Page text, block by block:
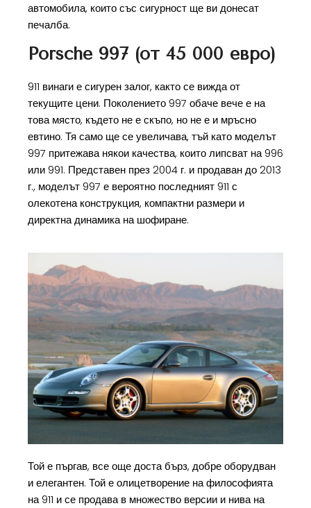
автомобила, които със сигурност ще ви донесат
печалба.
Porsche 997 (от 45 000 евро)
911 винаги е сигурен залог, както се вижда от
текущите цени. Поколението 997 обаче вече е на
това място, където не е скъпо, но не е и мръсно
евтино. Тя само ще се увеличава, тъй като моделът
997 притежава някои качества, които липсват на 996
или 991. Представен през 2004 г. и продаван до 2013
г., моделът 997 е вероятно последният 911 с
олекотена конструкция, компактни размери и
директна динамика на шофиране.
Той е пъргав, все още доста бърз, добре оборудван
и елегантен. Той е олицетворение на философията
на 911 и се продава в множество версии и нива на